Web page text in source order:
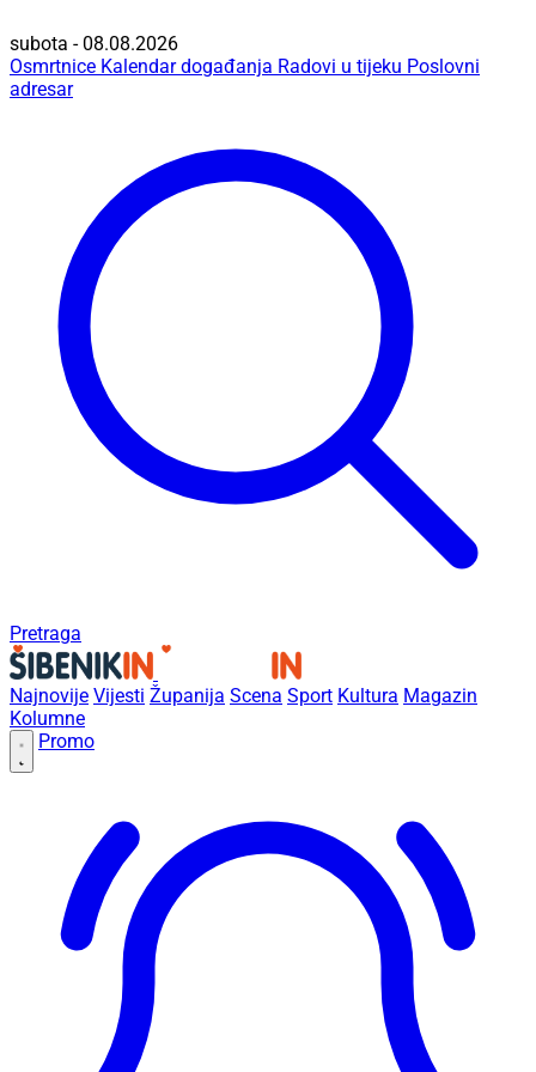
subota - 08.08.2026
Osmrtnice Kalendar događanja Radovi u tijeku Poslovni
adresar
Pretraga
Najnovije Vijesti Županija Scena Sport Kultura Magazin
Kolumne
Promo